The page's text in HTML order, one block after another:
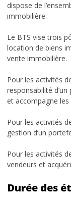
dispose de
immobilière.
Le BTS vise trois
location de biens
vente immobilière.
Pour les activités
responsabilité
et accompagne
Pour les activités
gestion d’un
Pour les activités
vendeurs et
Durée des